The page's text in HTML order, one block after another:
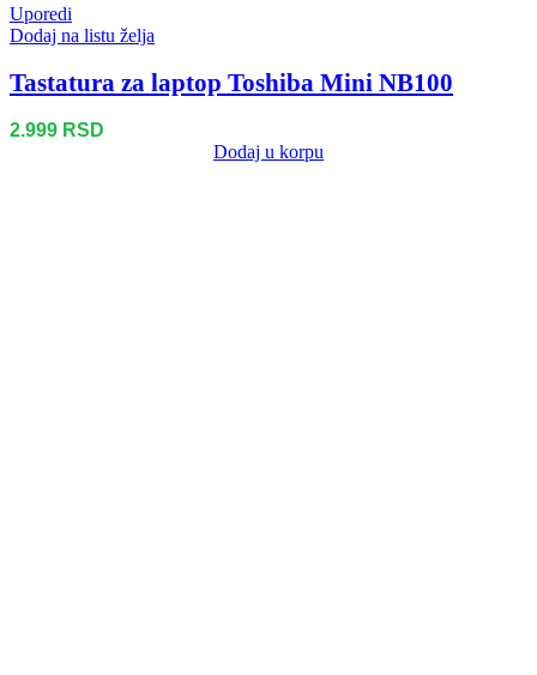
Uporedi
Dodaj na listu želja
Tastatura za laptop Toshiba Mini NB100
2.999 RSD
Dodaj u korpu